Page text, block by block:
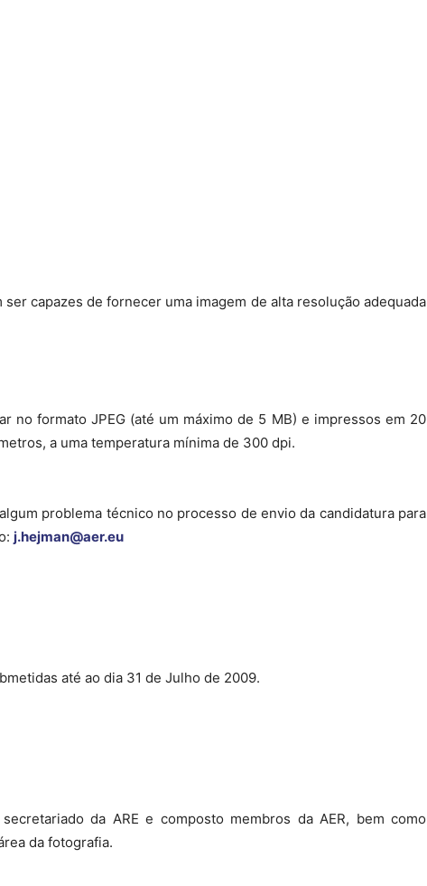
capazes de fornecer uma imagem de alta resolução adequada
no formato JPEG (até um máximo de 5 MB) e impressos em 20
, a uma temperatura mínima de 300 dpi.
problema técnico no processo de envio da candidatura para
j.hejman@aer.eu
até ao dia 31 de Julho de 2009.
da ARE e composto membros da AER, bem como
da fotografia.